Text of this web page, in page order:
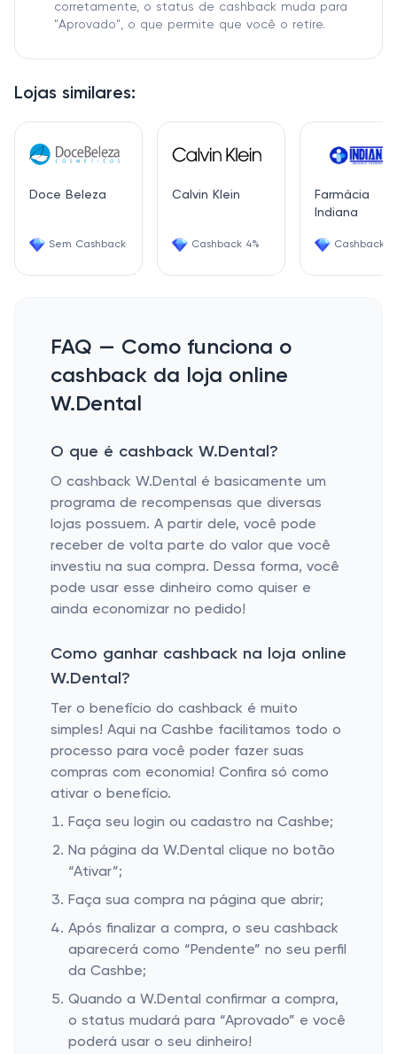
Lojas similares:
Doce Beleza
Sem Cashback
Calvin Klein
Cashback 4%
Farmácia
Indiana
Cashback
corretamente, o status de cashback muda para
"Aprovado", o que permite que você o retire.
FAQ — Como funciona o
cashback da loja online
W.Dental
O que é cashback W.Dental?
O cashback W.Dental é basicamente um
programa de recompensas que diversas
lojas possuem. A partir dele, você pode
receber de volta parte do valor que você
investiu na sua compra. Dessa forma, você
pode usar esse dinheiro como quiser e
ainda economizar no pedido!
Como ganhar cashback na loja online
W.Dental?
Ter o benefício do cashback é muito
simples! Aqui na Cashbe facilitamos todo o
processo para você poder fazer suas
compras com economia! Confira só como
ativar o benefício.
Faça seu login ou cadastro na Cashbe;
Na página da W.Dental clique no botão
“Ativar”;
Faça sua compra na página que abrir;
Após finalizar a compra, o seu cashback
aparecerá como “Pendente” no seu perfil
da Cashbe;
Quando a W.Dental confirmar a compra,
o status mudará para “Aprovado” e você
poderá usar o seu dinheiro!